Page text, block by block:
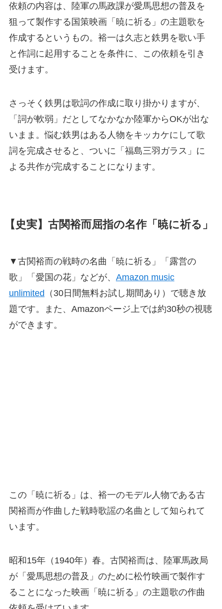
依頼の内容は、陸軍の馬政課が愛馬思想の普及を
狙って製作する国策映画「暁に祈る」の主題歌を
作成するというもの。裕一は久志と鉄男を歌い手
と作詞に起用することを条件に、この依頼を引き
受けます。
さっそく鉄男は歌詞の作成に取り掛かりますが、
「詞が軟弱」だとしてなかなか陸軍からOKが出な
いまま。悩む鉄男はある人物をキッカケにして歌
詞を完成させると、ついに「福島三羽ガラス」に
よる共作が完成することになります。
【史実】古関裕而屈指の名作「暁に祈る」
▼古関裕而の戦時の名曲「暁に祈る」「露営の
歌」「愛国の花」などが、 Amazon music
unlimited （30日間無料お試し期間あり）で聴き放
題です。また、Amazonページ上では約30秒の視聴
ができます。
この「暁に祈る」は、裕一のモデル人物である古
関裕而が作曲した戦時歌謡の名曲として知られて
います。
昭和15年（1940年）春。古関裕而は、陸軍馬政局
が「愛馬思想の普及」のために松竹映画で製作す
ることになった映画「暁に祈る」の主題歌の作曲